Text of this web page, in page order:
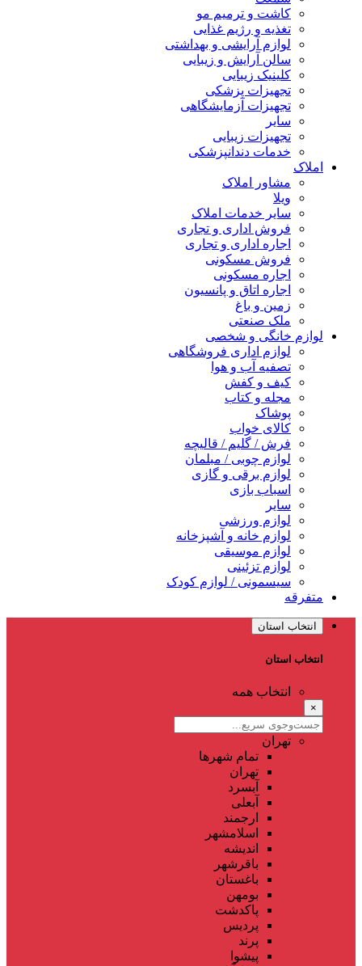
کاشت و ترمیم مو
تغذیه و رژیم غذایی
لوازم آرایشی و بهداشتی
سالن آرایش و زیبایی
کلینیک زیبایی
تجهیزات پزشکی
تجهیزات آزمایشگاهی
سایر
تجهیزات زیبایی
خدمات دندانپزشکی
املاک
مشاور املاک
ویلا
سایر خدمات املاک
فروش اداری و تجاری
اجاره اداری و تجاری
فروش مسکونی
اجاره مسکونی
اجاره اتاق و پانسیون
زمین و باغ
ملک صنعتی
لوازم خانگی و شخصی
لوازم اداری فروشگاهی
تصفیه آب و هوا
کیف و کفش
مجله و کتاب
پوشاک
کالای خواب
فرش / گلیم / قالیچه
لوازم چوبی / مبلمان
لوازم برقی و گازی
اسباب بازی
سایر
لوازم ورزشی
لوازم خانه و آشپزخانه
لوازم موسیقی
لوازم تزئینی
سیسمونی / لوازم کودک
متفرقه
انتخاب استان
انتخاب استان
انتخاب همه
×
تهران
تمام شهر‌ها
تهران
آبسرد
آبعلی
ارجمند
اسلامشهر
اندیشه
باقرشهر
باغستان
بومهن
پاکدشت
پردیس
پرند
پیشوا